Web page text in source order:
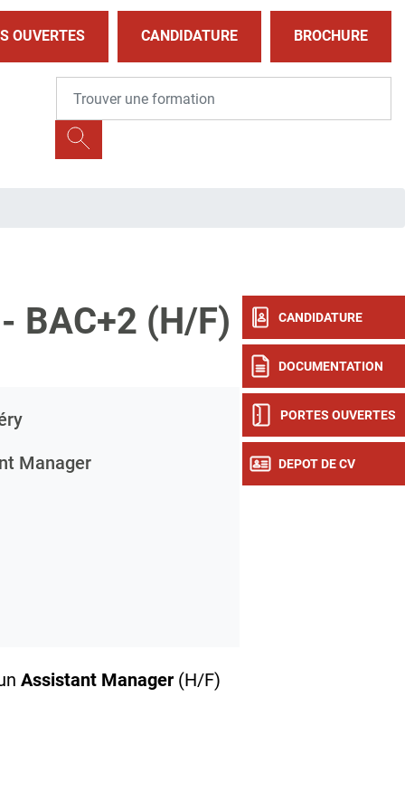
OUVERTES CANDIDATURE BROCHURE
CANDIDATURE
DOCUMENTATION
PORTES OUVERTES
DEPOT DE CV
BAC+2 (H/F)
Manager
Assistant Manager (H/F)